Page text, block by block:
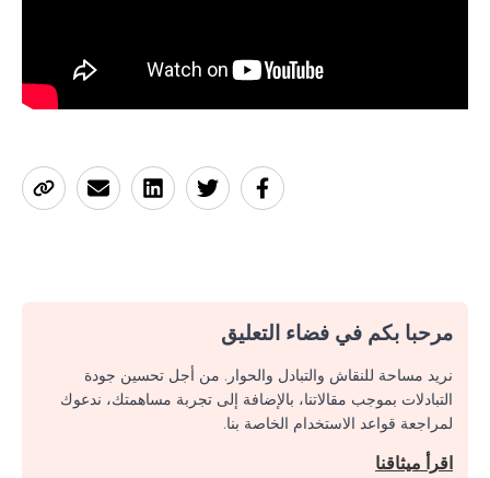
مرحبا بكم في فضاء التعليق
نريد مساحة للنقاش والتبادل والحوار. من أجل تحسين جودة
التبادلات بموجب مقالاتنا، بالإضافة إلى تجربة مساهمتك، ندعوك
لمراجعة قواعد الاستخدام الخاصة بنا.
اقرأ ميثاقنا